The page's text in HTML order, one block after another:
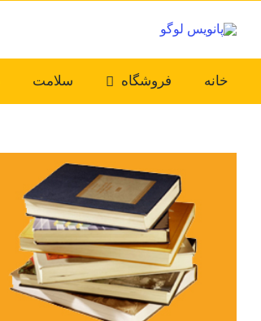
content
خانه فروشگاه سلامت